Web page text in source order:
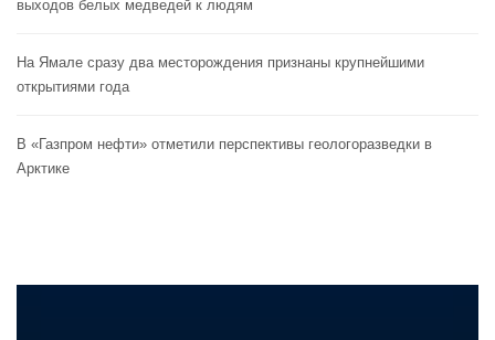
выходов белых медведей к людям
На Ямале сразу два месторождения признаны крупнейшими
открытиями года
В «Газпром нефти» отметили перспективы геологоразведки в
Арктике